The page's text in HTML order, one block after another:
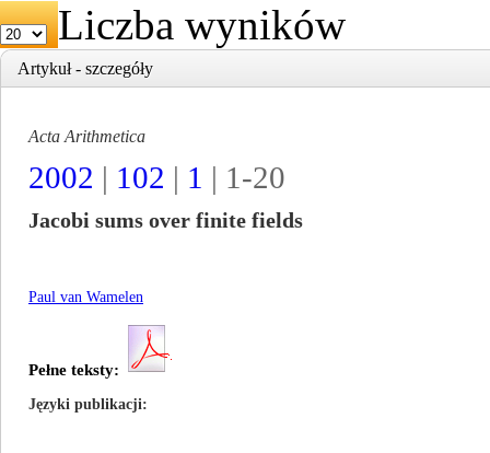
Liczba wyników
Artykuł - szczegóły
Acta Arithmetica
2002 | 102 | 1 | 1-20
Jacobi sums over finite fields
Paul van Wamelen
Pełne teksty:
Języki publikacji